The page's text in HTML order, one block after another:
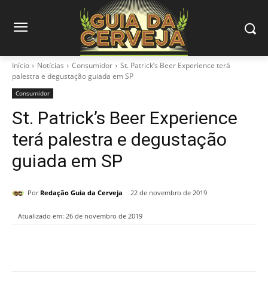
Início Notícias Consumidor
St. Patrick’s Beer Experience terá
palestra e degustação guiada em SP
Consumidor
St. Patrick’s Beer Experience
terá palestra e degustação
guiada em SP
Por Redação Guia da Cerveja 22 de novembro de 2019
Atualizado em: 26 de novembro de 2019